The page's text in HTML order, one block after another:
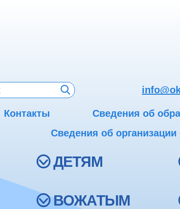
Контакты Сведения об
Сведения об
ДЕТЯМ
ВОЖАТЫМ